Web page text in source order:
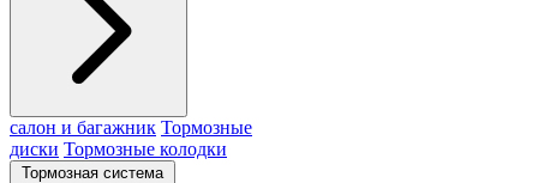
салон и багажник Тормозные
диски Тормозные колодки
Тормозная система